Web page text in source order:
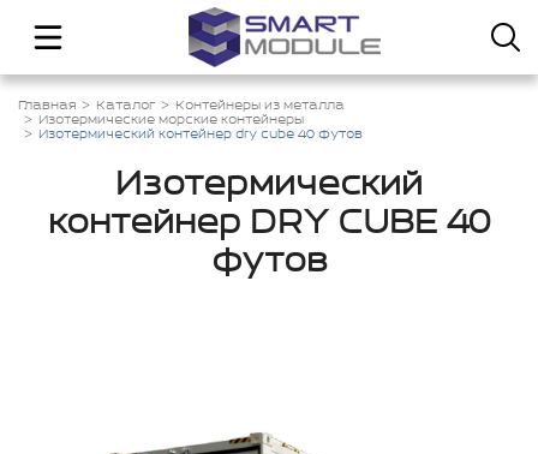
Главная Каталог
Контейнеры из металла
Изотермические морские контейнеры
Изотермический контейнер dry cube 40 футов
Изотермический
контейнер DRY CUBE 40
футов